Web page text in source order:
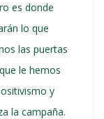
es donde
lo que
las puertas
le hemos
y
la campaña.